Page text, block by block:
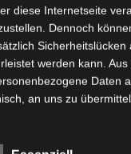
Bewertet
mit
0
von
5
990,00€
Elektro-
diese Internetseite
Dennoch
werden kann.
Daten
an uns zu